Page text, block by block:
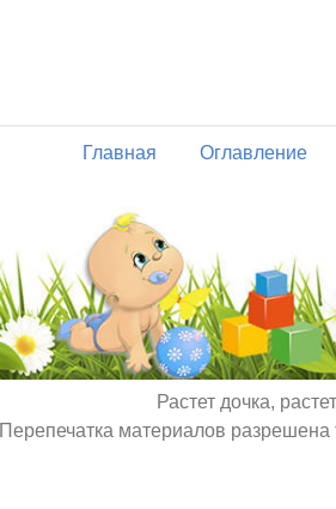
Главная Оглавление
Растет дочка,
Перепечатка материалов разрешена